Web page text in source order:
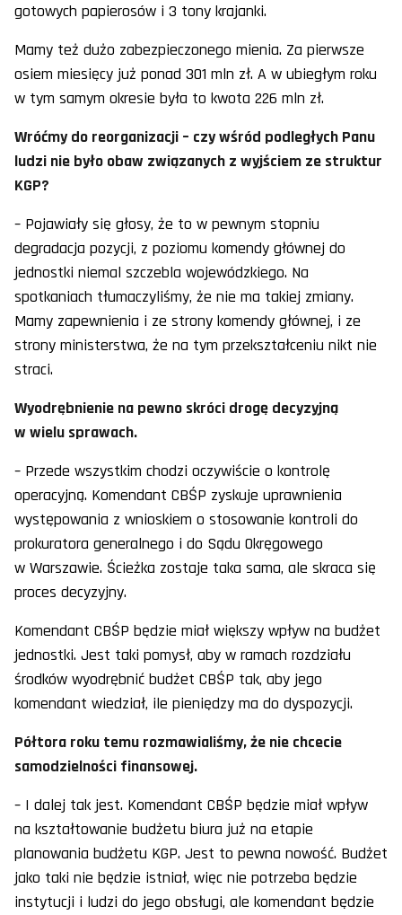
gotowych papierosów i 3 tony krajanki.
Mamy też dużo zabezpieczonego mienia. Za pierwsze
osiem miesięcy już ponad 301 mln zł. A w ubiegłym roku
w tym samym okresie była to kwota 226 mln zł.
Wróćmy do reorganizacji – czy wśród podległych Panu
ludzi nie było obaw związanych z wyjściem ze struktur
KGP?
– Pojawiały się głosy, że to w pewnym stopniu
degradacja pozycji, z poziomu komendy głównej do
jednostki niemal szczebla wojewódzkiego. Na
spotkaniach tłumaczyliśmy, że nie ma takiej zmiany.
Mamy zapewnienia i ze strony komendy głównej, i ze
strony ministerstwa, że na tym przekształceniu nikt nie
straci.
Wyodrębnienie na pewno skróci drogę decyzyjną
w wielu sprawach.
– Przede wszystkim chodzi oczywiście o kontrolę
operacyjną. Komendant CBŚP zyskuje uprawnienia
występowania z wnioskiem o stosowanie kontroli do
prokuratora generalnego i do Sądu Okręgowego
w Warszawie. Ścieżka zostaje taka sama, ale skraca się
proces decyzyjny.
Komendant CBŚP będzie miał większy wpływ na budżet
jednostki. Jest taki pomysł, aby w ramach rozdziału
środków wyodrębnić budżet CBŚP tak, aby jego
komendant wiedział, ile pieniędzy ma do dyspozycji.
Półtora roku temu rozmawialiśmy, że nie chcecie
samodzielności finansowej.
– I dalej tak jest. Komendant CBŚP będzie miał wpływ
na kształtowanie budżetu biura już na etapie
planowania budżetu KGP. Jest to pewna nowość. Budżet
jako taki nie będzie istniał, więc nie potrzeba będzie
instytucji i ludzi do jego obsługi, ale komendant będzie